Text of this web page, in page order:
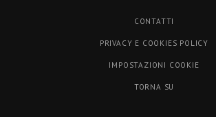
CONTATTI
PRIVACY E COOKIES POLICY
IMPOSTAZIONI COOKIE
TORNA SU